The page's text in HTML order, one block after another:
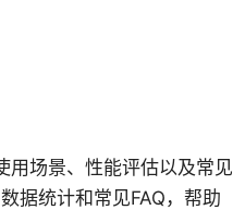
场景、性能评估以及常见
据统计和常见FAQ，帮助